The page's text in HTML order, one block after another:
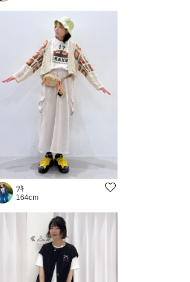
ﾂｷ
164cm